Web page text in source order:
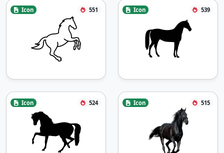
Icon 551 Icon 539
Icon 524 Icon 515